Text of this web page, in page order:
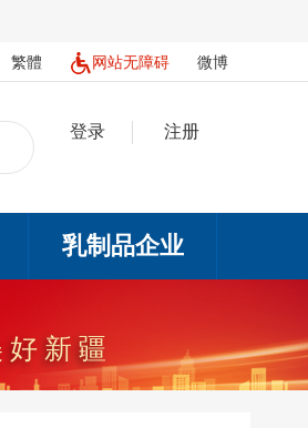
繁體 网站无障碍 微博
登录 注册
乳制品企业
新疆